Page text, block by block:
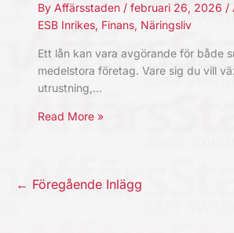
By Affärsstaden / februari 26, 2026 /
ESB Inrikes, Finans, Näringsliv
Ett lån kan vara avgörande för både
medelstora företag. Vare sig du vill
utrustning,…
Read More »
← Föregående Inlägg